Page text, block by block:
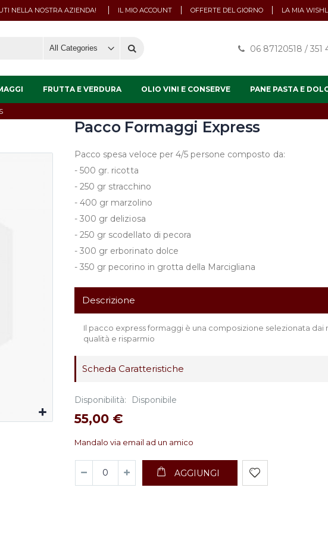
IL MIO ACCOUNT OFFERTE DEL GIORNO LA MIA
NELLA NOSTRA AZIENDA!
06 87120518 /
FRUTTA E VERDURA OLIO VINI E CONSERVE PANE PASTA E
Pacco Formaggi Express
Pacco spesa veloce per 4/5 persone composto da:
- 500 gr. ricotta
- 250 gr stracchino
- 400 gr marzolino
- 300 gr deliziosa
- 250 gr scodellato di pecora
- 300 gr erborinato dolce
- 350 gr pecorino in grotta della Marcigliana
Descrizione
Il pacco express formaggi è una composizione selezionata
qualità e risparmio
Scheda Caratteristiche
Disponibilità: Disponibile
55,00 €
Mandalo via email ad un amico
AGGIUNGI